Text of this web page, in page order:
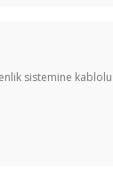
sistemine